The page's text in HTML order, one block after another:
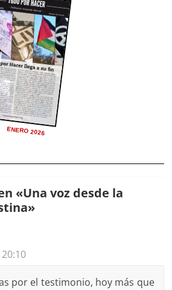
ENERO 2026
«Una voz desde la
»
por el testimonio, hoy más que